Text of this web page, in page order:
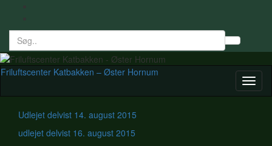
form
Search
for:
Friluftscenter Katbakken – Øster Hornum
Udlejet delvist 14. august 2015
udlejet delvist 16. august 2015